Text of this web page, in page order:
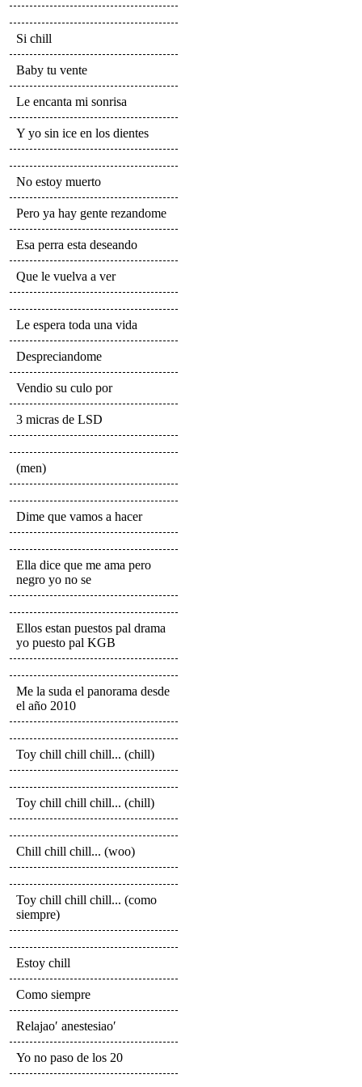
Si chill
Baby tu vente
Le encanta mi sonrisa
Y yo sin ice en los dientes
No estoy muerto
Pero ya hay gente rezandome
Esa perra esta deseando
Que le vuelva a ver
Le espera toda una vida
Despreciandome
Vendio su culo por
3 micras de LSD
(men)
Dime que vamos a hacer
Ella dice que me ama pero
negro yo no se
Ellos estan puestos pal drama
yo puesto pal KGB
Me la suda el panorama desde
el año 2010
Toy chill chill chill... (chill)
Toy chill chill chill... (chill)
Chill chill chill... (woo)
Toy chill chill chill... (como
siempre)
Estoy chill
Como siempre
Relajao′ anestesiao′
Yo no paso de los 20